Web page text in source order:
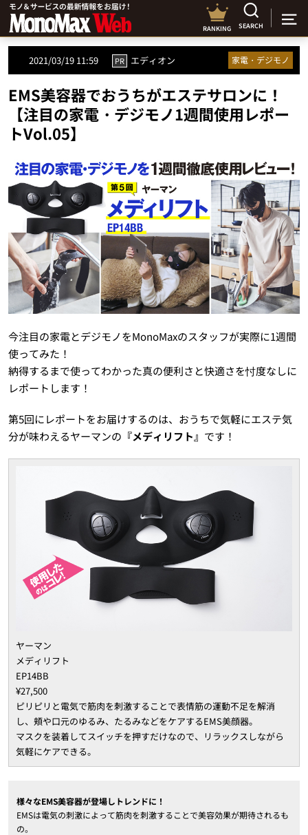
RANKING SEARCH
2021/03/19 11:59 PR エディオン 家電・デジモノ
EMS美容器でおうちがエステサロンに！
【注目の家電・デジモノ1週間使用レポー
トVol.05】
今注目の家電とデジモノをMonoMaxのスタッフが実際に1週間
使ってみた！
納得するまで使ってわかった真の便利さと快適さを忖度なしに
レポートします！
第5回にレポートをお届けするのは、おうちで気軽にエステ気
分が味わえるヤーマンの 『メディリフト』 です！
ヤーマン
メディリフト
EP14BB
¥27,500
ピリピリと電気で筋肉を刺激することで表情筋の運動不足を解消
し、頬や口元のゆるみ、たるみなどをケアするEMS美顔器。
マスクを装着してスイッチを押すだけなので、リラックスしながら
気軽にケアできる。
様々なEMS美容器が登場しトレンドに！
EMSは電気の刺激によって筋肉を刺激することで美容効果が期待されるも
の。